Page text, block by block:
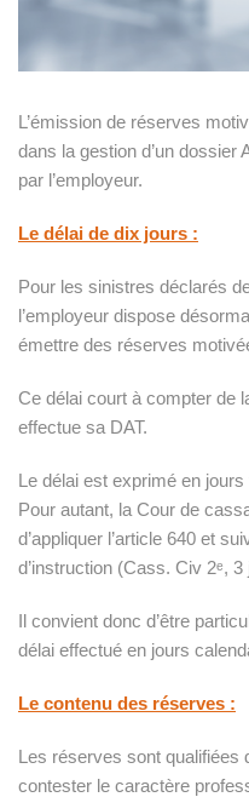
L’émission de réserves
dans la gestion d’un dossier
par l’employeur.
Le délai de dix jours :
Pour les sinistres déclarés
l’employeur dispose
émettre des réserves
Ce délai court à compter de
effectue sa DAT.
Le délai est exprimé en
Pour autant, la Cour de
d’appliquer l’article 640 et
d’instruction (Cass. Civ 2ᵉ,
Il convient donc d’être
délai effectué en jours
Le contenu des réserves :
Les réserves sont qualifiées
contester le caractère